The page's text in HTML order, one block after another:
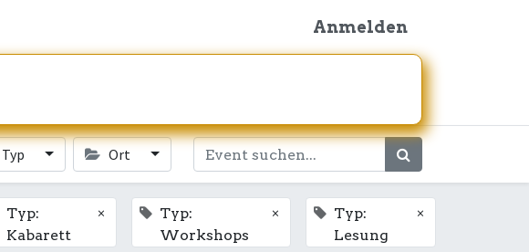
Anmelden
Typ Ort
Typ:
Kabarett
×
Typ:
Workshops
×
Typ:
Lesung
×